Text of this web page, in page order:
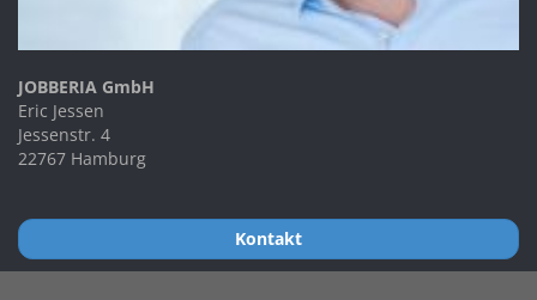
JOBBERIA GmbH
Eric Jessen
Jessenstr. 4
22767 Hamburg
Kontakt